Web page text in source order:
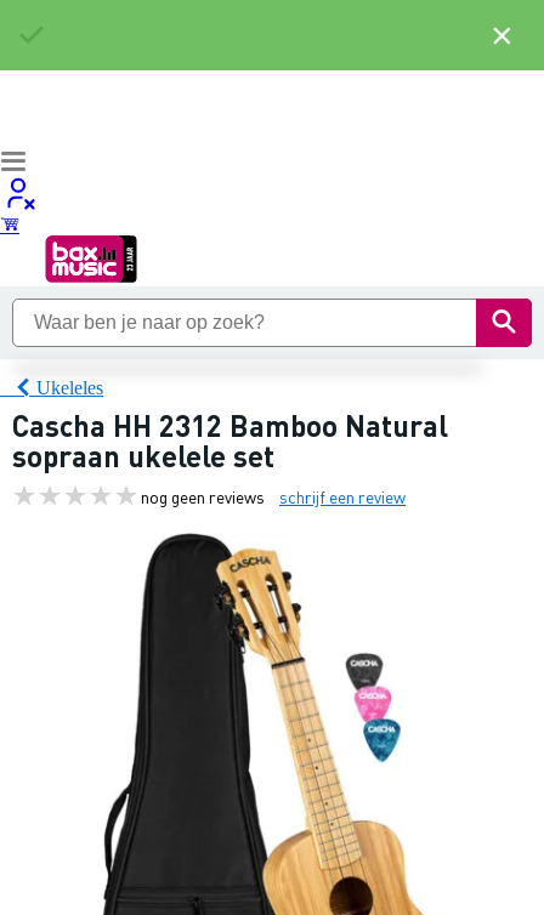
Ukeleles
Cascha HH 2312 Bamboo Natural
sopraan ukelele set
nog geen reviews schrijf een review
×